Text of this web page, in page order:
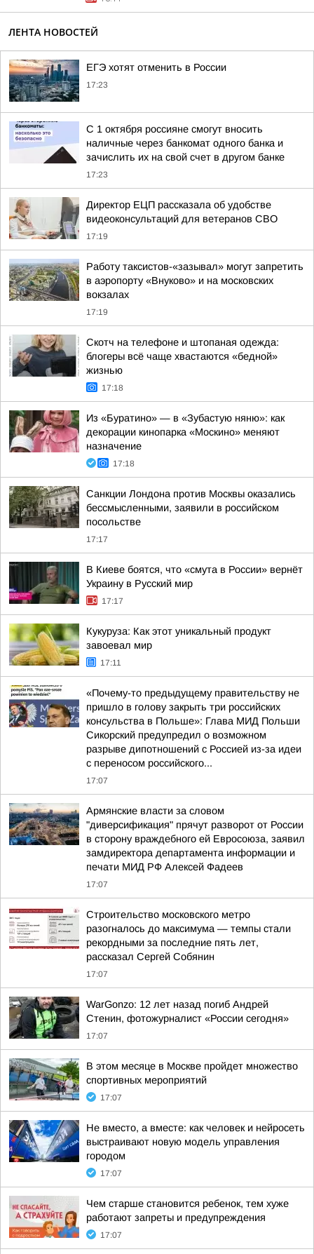
ЛЕНТА НОВОСТЕЙ
ЕГЭ хотят отменить в России
17:23
С 1 октября россияне смогут вносить
наличные через банкомат одного банка и
зачислить их на свой счет в другом банке
17:23
Директор ЕЦП рассказала об удобстве
видеоконсультаций для ветеранов СВО
17:19
Работу таксистов-«зазывал» могут запретить
в аэропорту «Внуково» и на московских
вокзалах
17:19
Скотч на телефоне и штопаная одежда:
блогеры всё чаще хвастаются «бедной»
жизнью
17:18
Из «Буратино» — в «Зубастую няню»: как
декорации кинопарка «Москино» меняют
назначение
17:18
Санкции Лондона против Москвы оказались
бессмысленными, заявили в российском
посольстве
17:17
В Киеве боятся, что «смута в России» вернёт
Украину в Русский мир
17:17
Кукуруза: Как этот уникальный продукт
завоевал мир
17:11
«Почему-то предыдущему правительству не
пришло в голову закрыть три российских
консульства в Польше»: Глава МИД Польши
Сикорский предупредил о возможном
разрыве дипотношений с Россией из-за идеи
с переносом российского...
17:07
Армянские власти за словом
"диверсификация" прячут разворот от России
в сторону враждебного ей Евросоюза, заявил
замдиректора департамента информации и
печати МИД РФ Алексей Фадеев
17:07
Строительство московского метро
разогналось до максимума — темпы стали
рекордными за последние пять лет,
рассказал Сергей Собянин
17:07
WarGonzo: 12 лет назад погиб Андрей
Стенин, фотожурналист «России сегодня»
17:07
В этом месяце в Москве пройдет множество
спортивных мероприятий
17:07
Не вместо, а вместе: как человек и нейросеть
выстраивают новую модель управления
городом
17:07
Чем старше становится ребенок, тем хуже
работают запреты и предупреждения
17:07